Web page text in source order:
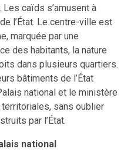
caïds s’amusent à
l’État. Le centre-ville est
marquée par une
des habitants, la nature
dans plusieurs quartiers.
bâtiments de l’État
national et le ministère
sans oublier
par l’État.
national